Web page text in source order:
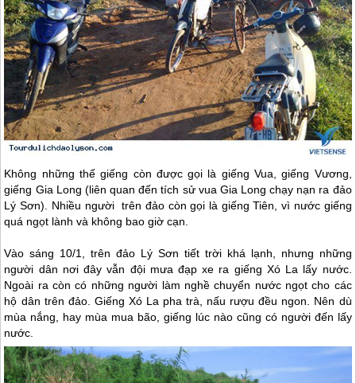
Không những thế giếng còn được gọi là giếng Vua, giếng Vương,
giếng Gia Long (liên quan đến tích sử vua Gia Long chạy nạn ra đảo
Lý Sơn). Nhiều người trên đảo còn gọi là giếng Tiên, vì nước giếng
quá ngọt lành và không bao giờ cạn.
Vào sáng 10/1, trênđảo Lý Sơn tiết trời khá lạnh, nhưng những
người dân nơi đây vẫn đội mưa đạp xe ra giếng Xó La lấy nước.
Ngoài ra còn có những người làm nghề chuyển nước ngọt cho các
hộ dân trên đảo. Giếng Xó La pha trà, nấu rượu đều ngon. Nên dù
mùa nắng, hay mùa mua bão, giếng lúc nào cũng có người đến lấy
nước.